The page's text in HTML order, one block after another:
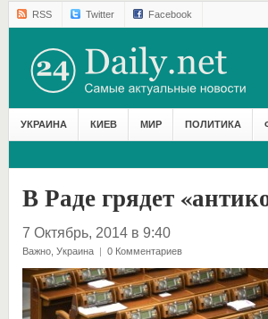
RSS Twitter Facebook
УКРАИНА КИЕВ МИР ПОЛИТИКА
В Раде грядет
7 Октябрь, 2014 в 9:40
Важно, Украина | 0 Комментариев